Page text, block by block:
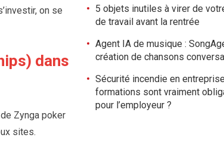
on se
dans
Zynga poker
sites.
5 objets inutiles à virer de
de travail avant la rentrée
Agent IA de musique :
création de chansons
Sécurité incendie en
formations sont vraiment
pour l’employeur ?